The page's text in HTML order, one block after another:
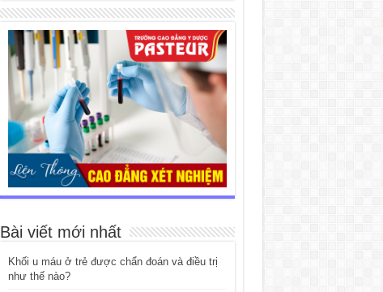
Bài viết mới nhất
Khối u máu ở trẻ được chẩn đoán và điều trị
như thế nào?